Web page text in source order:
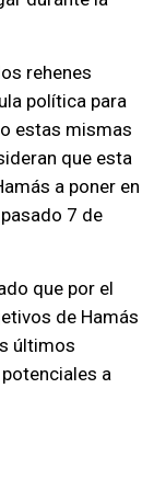
rehenes
política para
estas mismas
que esta
a poner en
7 de
que por el
de Hamás
últimos
a